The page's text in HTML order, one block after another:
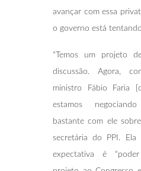
avançar com essa
o governo está
“Temos um projeto
discussão. Agora,
ministro Fábio Faria
estamos
bastante com ele
secretária do PPI. Ela
expectativa é